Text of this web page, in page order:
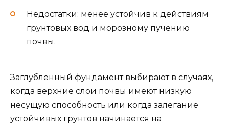
Недостатки: менее устойчив к действиям
грунтовых вод и морозному пучению
почвы.
Заглубленный фундамент выбирают в случаях,
когда верхние слои почвы имеют низкую
несущую способность или когда залегание
устойчивых грунтов начинается на